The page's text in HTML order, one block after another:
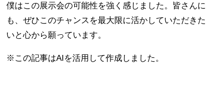
僕はこの展示会の可能性を強く感じました。皆さんに
も、ぜひこのチャンスを最大限に活かしていただきた
いと心から願っています。
※この記事はAIを活用して作成しました。